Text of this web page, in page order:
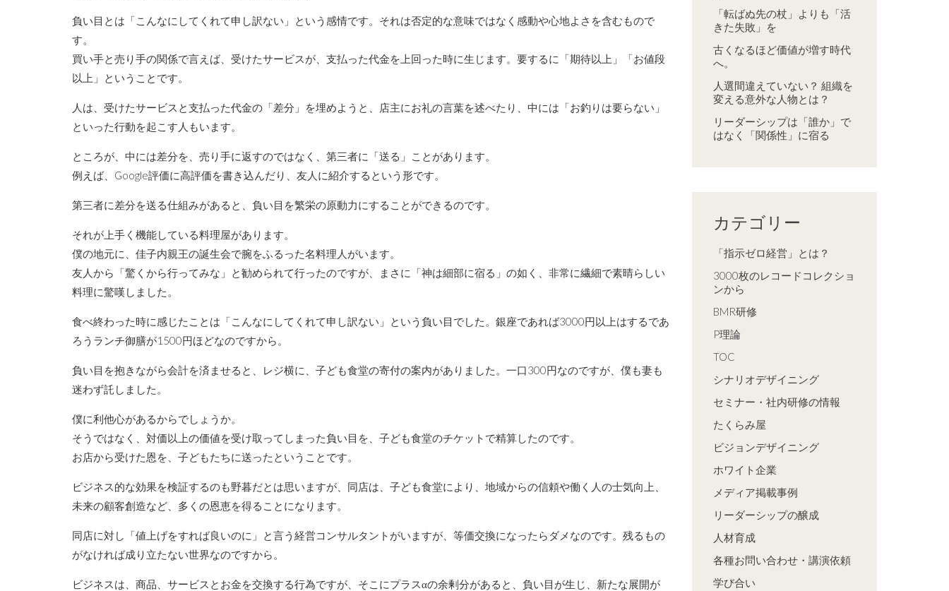
負い目とは「こんなにしてくれて申し訳ない」という感情です。それは否定的な意味ではなく感動や心地よさを含むもので
す。
買い手と売り手の関係で言えば、受けたサービスが、支払った代金を上回った時に生じます。要するに「期待以上」「お値段
以上」ということです。
人は、受けたサービスと支払った代金の「差分」を埋めようと、店主にお礼の言葉を述べたり、中には「お釣りは要らない」
といった行動を起こす人もいます。
ところが、中には差分を、売り手に返すのではなく、第三者に「送る」ことがあります。
例えば、Google評価に高評価を書き込んだり、友人に紹介するという形です。
第三者に差分を送る仕組みがあると、負い目を繁栄の原動力にすることができるのです。
それが上手く機能している料理屋があります。
僕の地元に、佳子内親王の誕生会で腕をふるった名料理人がいます。
友人から「驚くから行ってみな」と勧められて行ったのですが、まさに「神は細部に宿る」の如く、非常に繊細で素晴らしい
料理に驚嘆しました。
食べ終わった時に感じたことは「こんなにしてくれて申し訳ない」という負い目でした。銀座であれば3000円以上はするであ
ろうランチ御膳が1500円ほどなのですから。
負い目を抱きながら会計を済ませると、レジ横に、子ども食堂の寄付の案内がありました。一口300円なのですが、僕も妻も
迷わず託しました。
僕に利他心があるからでしょうか。
そうではなく、対価以上の価値を受け取ってしまった負い目を、子ども食堂のチケットで精算したのです。
お店から受けた恩を、子どもたちに送ったということです。
ビジネス的な効果を検証するのも野暮だとは思いますが、同店は、子ども食堂により、地域からの信頼や働く人の士気向上、
未来の顧客創造など、多くの恩恵を得ることになります。
同店に対し「値上げをすれば良いのに」と言う経営コンサルタントがいますが、等価交換になったらダメなのです。残るもの
がなければ成り立たない世界なのですから。
ビジネスは、商品、サービスとお金を交換する行為ですが、そこにプラスαの余剰分があると、負い目が生じ、新たな展開が
「転ばぬ先の杖」よりも「活
きた失敗」を
古くなるほど価値が増す時代
へ。
人選間違えていない？ 組織を
変える意外な人物とは？
リーダーシップは「誰か」で
はなく「関係性」に宿る
カテゴリー
「指示ゼロ経営」とは？
3000枚のレコードコレクショ
ンから
BMR研修
P理論
TOC
シナリオデザイニング
セミナー・社内研修の情報
たくらみ屋
ビジョンデザイニング
ホワイト企業
メディア掲載事例
リーダーシップの醸成
人材育成
各種お問い合わせ・講演依頼
学び合い